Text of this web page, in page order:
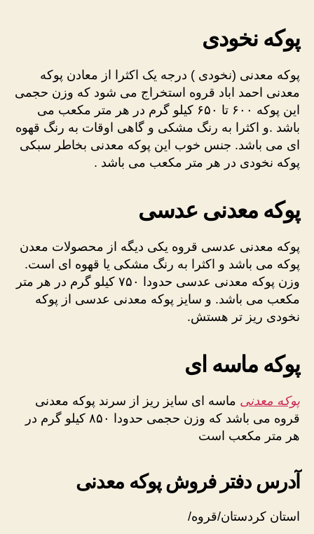
پوکه نخودی
پوکه معدنی (نخودی ) درجه یک اکثرا از معادن پوکه
معدنی احمد اباد قروه استخراج می شود که وزن حجمی
این پوکه ۶۰۰ تا ۶۵۰ کیلو گرم در هر متر مکعب می
باشد .و اکثرا به رنگ مشکی و گاهی اوقات به رنگ قهوه
ای می باشد. جنس خوب این پوکه معدنی بخاطر سبکی
پوکه نخودی در هر متر مکعب می باشد .
پوکه معدنی عدسی
پوکه معدنی عدسی قروه یکی دیگه از محصولات معدن
پوکه می باشد و اکثرا به رنگ مشکی یا قهوه ای است.
وزن پوکه معدنی عدسی حدودا ۷۵۰ کیلو گرم در هر متر
مکعب می باشد. و سایز پوکه معدنی عدسی از پوکه
نخودی ریز تر هستش.
پوکه ماسه ای
پوکه معدنی ماسه ای سایز ریز از سرند پوکه معدنی
قروه می باشد که وزن حجمی حدودا ۸۵۰ کیلو گرم در
هر متر مکعب است
آدرس دفتر فروش پوکه معدنی
استان کردستان/قروه/